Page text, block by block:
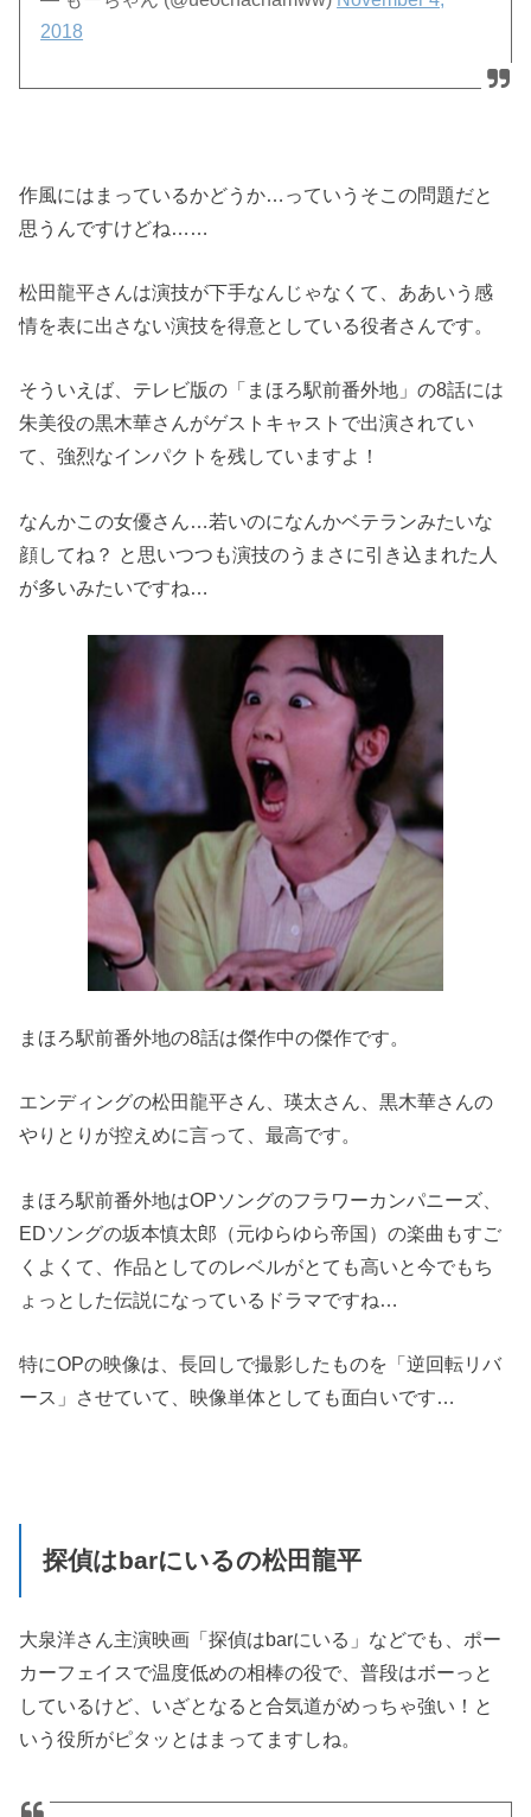
2018
作風にはまっているかどうか…っていうそこの問題だと
思うんですけどね……
松田龍平さんは演技が下手なんじゃなくて、ああいう感
情を表に出さない演技を得意としている役者さんです。
そういえば、テレビ版の「まほろ駅前番外地」の8話には
朱美役の黒木華さんがゲストキャストで出演されてい
て、強烈なインパクトを残していますよ！
なんかこの女優さん…若いのになんかベテランみたいな
顔してね？ と思いつつも演技のうまさに引き込まれた人
が多いみたいですね…
まほろ駅前番外地の8話は傑作中の傑作です。
エンディングの松田龍平さん、瑛太さん、黒木華さんの
やりとりが控えめに言って、最高です。
まほろ駅前番外地はOPソングのフラワーカンパニーズ、
EDソングの坂本慎太郎（元ゆらゆら帝国）の楽曲もすご
くよくて、作品としてのレベルがとても高いと今でもち
ょっとした伝説になっているドラマですね…
特にOPの映像は、長回しで撮影したものを「逆回転リバ
ース」させていて、映像単体としても面白いです…
探偵はbarにいるの松田龍平
大泉洋さん主演映画「探偵はbarにいる」などでも、ポー
カーフェイスで温度低めの相棒の役で、普段はボーっと
しているけど、いざとなると合気道がめっちゃ強い！と
いう役所がピタッとはまってますしね。